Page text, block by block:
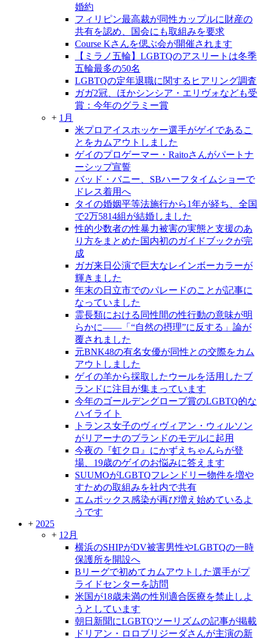
婚約
フィリピン最高裁が同性カップルに財産の
共有を認め、国会にも取組みを要求
Course Kさんを偲ぶ会が開催されます
【ミラノ五輪】LGBTQのアスリートは冬季
五輪最多の50名
LGBTQの定年退職に関するヒアリング調査
ガガ2冠、ほかシンシア・エリヴォなども受
賞：今年のグラミー賞
+ 1月
米プロアイスホッケー選手がゲイであるこ
とをカムアウトしました
ゲイのプロゲーマー・Raitoさんがパートナ
ーシップ宣誓
バッド・バニー、SBハーフタイムショーで
ドレス着用へ
タイの婚姻平等法施行から1年が経ち、全国
で2万5814組が結婚しました
性的少数者の性暴力被害の実態と支援のあ
り方をまとめた国内初のガイドブックが完
成
ガガ来日公演で巨大なレインボーカラーが
輝きました
年末の日立市でのパレードのことが記事に
なっていました
霊長類における同性間の性行動の意味が明
らかに――「“自然の摂理”に反する」論が
覆されました
元BNK48の有名女優が同性との交際をカム
アウトしました
ゲイの羊から採取したウールを活用したブ
ランドに注目が集まっています
今年のゴールデングローブ賞のLGBTQ的な
ハイライト
トランス女子のヴィヴィアン・ウィルソン
がリアーナのブランドのモデルに起用
今夜の『虹クロ』にかずえちゃんらが登
場、19歳のゲイのお悩みに答えます
SUUMOがLGBTQフレンドリー物件を増や
すための取組みを社内で共有
エムポックス感染が再び増え始めているよ
うです
+ 2025
+ 12月
横浜のSHIPがDV被害男性やLGBTQの一時
保護所を開設へ
Bリーグで初めてカムアウトした選手がプ
ライドセンターを訪問
米国が18歳未満の性別適合医療を禁止しよ
うとしています
朝日新聞にLGBTQツーリズムの記事が掲載
ドリアン・ロロブリジーダさんが主演の新